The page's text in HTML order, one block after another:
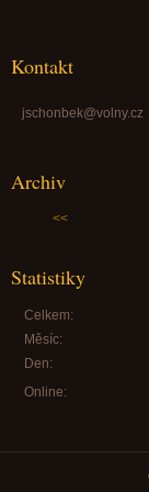
Kontakt
jschonbek@volny.cz
Archiv
<<
Statistiky
Online:
Celkem:
Měsíc:
Den: